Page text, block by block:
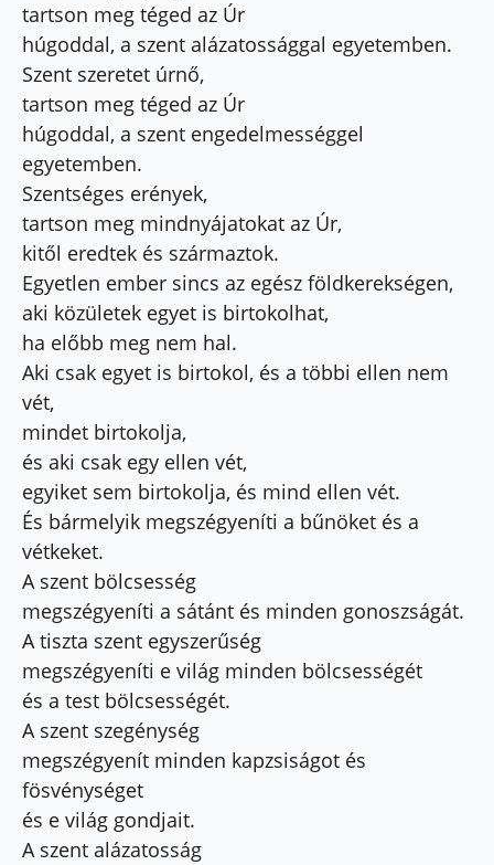
tartson meg téged az Úr
húgoddal, a szent alázatossággal egyetemben.
Szent szeretet úrnő,
tartson meg téged az Úr
húgoddal, a szent engedelmességgel
egyetemben.
Szentséges erények,
tartson meg mindnyájatokat az Úr,
kitől eredtek és származtok.
Egyetlen ember sincs az egész földkerekségen,
aki közületek egyet is birtokolhat,
ha előbb meg nem hal.
Aki csak egyet is birtokol, és a többi ellen nem
vét,
mindet birtokolja,
és aki csak egy ellen vét,
egyiket sem birtokolja, és mind ellen vét.
És bármelyik megszégyeníti a bűnöket és a
vétkeket.
A szent bölcsesség
megszégyeníti a sátánt és minden gonoszságát.
A tiszta szent egyszerűség
megszégyeníti e világ minden bölcsességét
és a test bölcsességét.
A szent szegénység
megszégyenít minden kapzsiságot és
fösvénységet
és e világ gondjait.
A szent alázatosság